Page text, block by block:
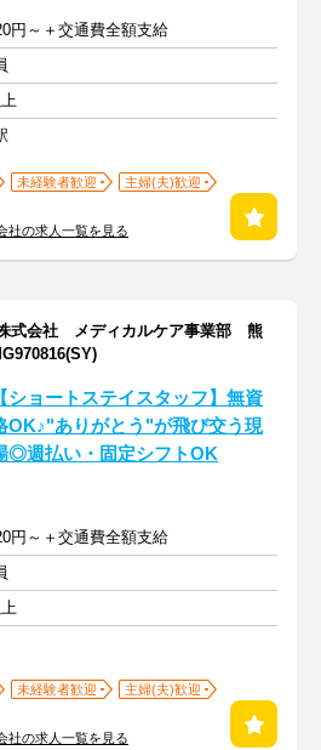
円～＋交通費全額支給
未経験者歓迎
主婦(夫)歓迎
社の求人一覧を見る
式会社 メディカルケア事業部 熊
【ショートステイスタッフ】無資
OK♪"ありがとう"が飛び交う現
◎週払い・固定シフトOK
円～＋交通費全額支給
未経験者歓迎
主婦(夫)歓迎
社の求人一覧を見る